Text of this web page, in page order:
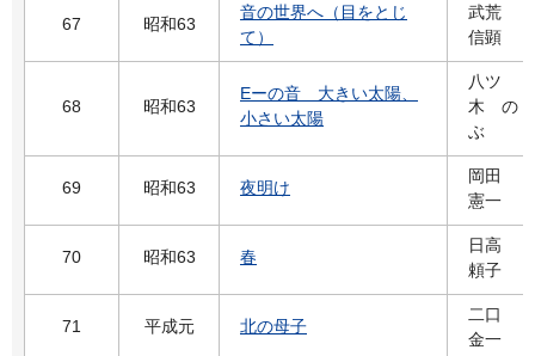
67 昭和63
音の世界へ（目をとじ
て）
武荒
信顕
68 昭和63
Eーの音 大きい太陽、
小さい太陽
八ツ
木 の
ぶ
69 昭和63 夜明け
岡田
憲一
70 昭和63 春
日高
頼子
71 平成元 北の母子
二口
金一